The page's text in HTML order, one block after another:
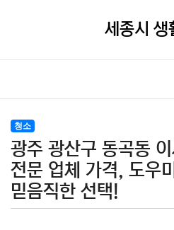
세종시 생
청소
광주 광산구 동곡동
전문 업체 가격, 도우
믿음직한 선택!